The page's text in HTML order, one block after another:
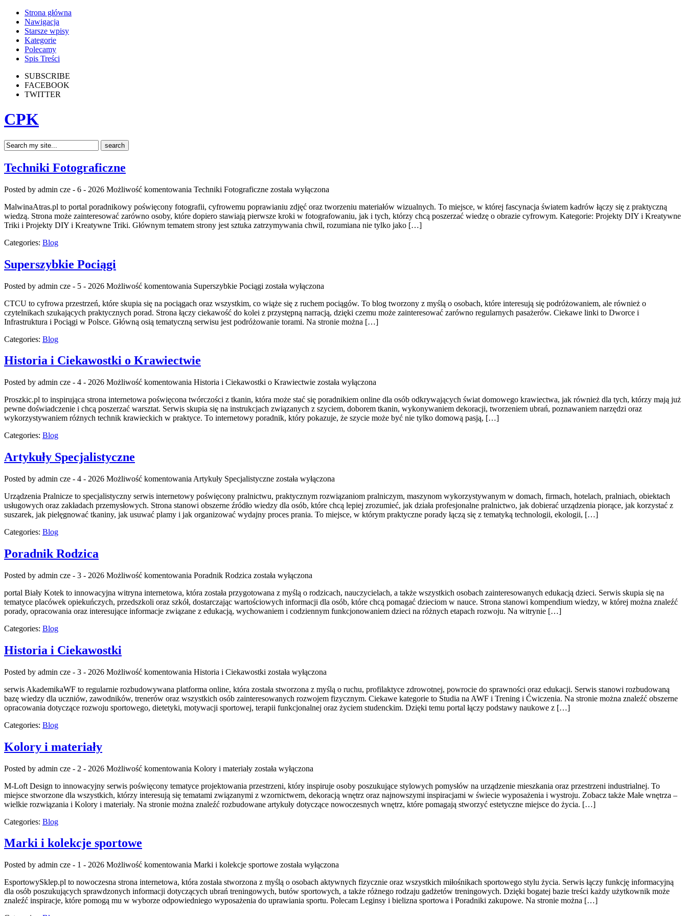
Strona główna
Nawigacja
Starsze wpisy
Kategorie
Polecamy
Spis Treści
SUBSCRIBE
FACEBOOK
TWITTER
CPK
Techniki Fotograficzne
Posted by admin cze - 6 - 2026 Możliwość komentowania Techniki Fotograficzne została wyłączona
MalwinaAtras.pl to portal poradnikowy poświęcony fotografii, cyfrowemu poprawianiu zdjęć oraz tworzeniu materiałów wizualnych. To miejsce, w której fascynacja światem kadrów łączy się z praktyczną
wiedzą. Strona może zainteresować zarówno osoby, które dopiero stawiają pierwsze kroki w fotografowaniu, jak i tych, którzy chcą poszerzać wiedzę o obrazie cyfrowym. Kategorie: Projekty DIY i Kreatywne
Triki i Projekty DIY i Kreatywne Triki. Głównym tematem strony jest sztuka zatrzymywania chwil, rozumiana nie tylko jako […]
Categories: Blog
Superszybkie Pociągi
Posted by admin cze - 5 - 2026 Możliwość komentowania Superszybkie Pociągi została wyłączona
CTCU to cyfrowa przestrzeń, które skupia się na pociągach oraz wszystkim, co wiąże się z ruchem pociągów. To blog tworzony z myślą o osobach, które interesują się podróżowaniem, ale również o
czytelnikach szukających praktycznych porad. Strona łączy ciekawość do kolei z przystępną narracją, dzięki czemu może zainteresować zarówno regularnych pasażerów. Ciekawe linki to Dworce i
Infrastruktura i Pociągi w Polsce. Główną osią tematyczną serwisu jest podróżowanie torami. Na stronie można […]
Categories: Blog
Historia i Ciekawostki o Krawiectwie
Posted by admin cze - 4 - 2026 Możliwość komentowania Historia i Ciekawostki o Krawiectwie została wyłączona
Proszkic.pl to inspirująca strona internetowa poświęcona twórczości z tkanin, która może stać się poradnikiem online dla osób odkrywających świat domowego krawiectwa, jak również dla tych, którzy mają już
pewne doświadczenie i chcą poszerzać warsztat. Serwis skupia się na instrukcjach związanych z szyciem, doborem tkanin, wykonywaniem dekoracji, tworzeniem ubrań, poznawaniem narzędzi oraz
wykorzystywaniem różnych technik krawieckich w praktyce. To internetowy poradnik, który pokazuje, że szycie może być nie tylko domową pasją, […]
Categories: Blog
Artykuły Specjalistyczne
Posted by admin cze - 4 - 2026 Możliwość komentowania Artykuły Specjalistyczne została wyłączona
Urządzenia Pralnicze to specjalistyczny serwis internetowy poświęcony pralnictwu, praktycznym rozwiązaniom pralniczym, maszynom wykorzystywanym w domach, firmach, hotelach, pralniach, obiektach
usługowych oraz zakładach przemysłowych. Strona stanowi obszerne źródło wiedzy dla osób, które chcą lepiej zrozumieć, jak działa profesjonalne pralnictwo, jak dobierać urządzenia piorące, jak korzystać z
suszarek, jak pielęgnować tkaniny, jak usuwać plamy i jak organizować wydajny proces prania. To miejsce, w którym praktyczne porady łączą się z tematyką technologii, ekologii, […]
Categories: Blog
Poradnik Rodzica
Posted by admin cze - 3 - 2026 Możliwość komentowania Poradnik Rodzica została wyłączona
portal Biały Kotek to innowacyjna witryna internetowa, która została przygotowana z myślą o rodzicach, nauczycielach, a także wszystkich osobach zainteresowanych edukacją dzieci. Serwis skupia się na
tematyce placówek opiekuńczych, przedszkoli oraz szkół, dostarczając wartościowych informacji dla osób, które chcą pomagać dzieciom w nauce. Strona stanowi kompendium wiedzy, w której można znaleźć
porady, opracowania oraz interesujące informacje związane z edukacją, wychowaniem i codziennym funkcjonowaniem dzieci na różnych etapach rozwoju. Na witrynie […]
Categories: Blog
Historia i Ciekawostki
Posted by admin cze - 3 - 2026 Możliwość komentowania Historia i Ciekawostki została wyłączona
serwis AkademikaWF to regularnie rozbudowywana platforma online, która została stworzona z myślą o ruchu, profilaktyce zdrowotnej, powrocie do sprawności oraz edukacji. Serwis stanowi rozbudowaną
bazę wiedzy dla uczniów, zawodników, trenerów oraz wszystkich osób zainteresowanych rozwojem fizycznym. Ciekawe kategorie to Studia na AWF i Trening i Ćwiczenia. Na stronie można znaleźć obszerne
opracowania dotyczące rozwoju sportowego, dietetyki, motywacji sportowej, terapii funkcjonalnej oraz życiem studenckim. Dzięki temu portal łączy podstawy naukowe z […]
Categories: Blog
Kolory i materiały
Posted by admin cze - 2 - 2026 Możliwość komentowania Kolory i materiały została wyłączona
M-Loft Design to innowacyjny serwis poświęcony tematyce projektowania przestrzeni, który inspiruje osoby poszukujące stylowych pomysłów na urządzenie mieszkania oraz przestrzeni industrialnej. To
miejsce stworzone dla wszystkich, którzy interesują się tematami związanymi z wzornictwem, dekoracją wnętrz oraz najnowszymi inspiracjami w świecie wyposażenia i wystroju. Zobacz także Małe wnętrza –
wielkie rozwiązania i Kolory i materiały. Na stronie można znaleźć rozbudowane artykuły dotyczące nowoczesnych wnętrz, które pomagają stworzyć estetyczne miejsce do życia. […]
Categories: Blog
Marki i kolekcje sportowe
Posted by admin cze - 1 - 2026 Możliwość komentowania Marki i kolekcje sportowe została wyłączona
EsportowySklep.pl to nowoczesna strona internetowa, która została stworzona z myślą o osobach aktywnych fizycznie oraz wszystkich miłośnikach sportowego stylu życia. Serwis łączy funkcję informacyjną
dla osób poszukujących sprawdzonych informacji dotyczących ubrań treningowych, butów sportowych, a także różnego rodzaju gadżetów treningowych. Dzięki bogatej bazie treści każdy użytkownik może
znaleźć inspiracje, które pomogą mu w wyborze odpowiedniego wyposażenia do uprawiania sportu. Polecam Leginsy i bielizna sportowa i Poradniki zakupowe. Na stronie można […]